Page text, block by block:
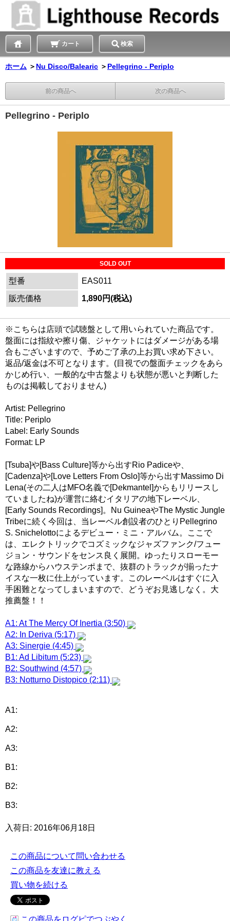
カート 検索
ホーム ＞ Nu Disco/Balearic ＞ Pellegrino - Periplo
前の商品へ 次の商品へ
Pellegrino - Periplo
SOLD OUT
型番
EAS011
販売価格
1,890円(税込)
※こちらは店頭で試聴盤として用いられていた商品です。
盤面には指紋や擦り傷、ジャケットにはダメージがある場
合もございますので、予めご了承の上お買い求め下さい。
返品/返金は不可となります。(目視での盤面チェックをあら
かじめ行い、一般的な中古盤よりも状態が悪いと判断した
ものは掲載しておりません)
Artist: Pellegrino
Title: Periplo
Label: Early Sounds
Format: LP
[Tsuba]や[Bass Culture]等から出すRio Padiceや、
[Cadenza]や[Love Letters From Oslo]等から出すMassimo Di
Lena(その二人はMFO名義で[Dekmantel]からもリリースし
ていましたね)が運営に絡むイタリアの地下レーベル、
[Early Sounds Recordings]。Nu GuineaやThe Mystic Jungle
Tribeに続く今回は、当レーベル創設者のひとりPellegrino
S. Snichelottoによるデビュー・ミニ・アルバム。ここで
は、エレクトリックでコズミックなジャズファンク/フュー
ジョン・サウンドをセンス良く展開。ゆったりスローモー
な路線からハウステンポまで、抜群のトラックが揃ったナ
イスな一枚に仕上がっています。このレーベルはすぐに入
手困難となってしまいますので、どうぞお見逃しなく。大
推薦盤！！
A1: At The Mercy Of Inertia (3:50)
A2: In Deriva (5:17)
A3: Sinergie (4:45)
B1: Ad Libitum (5:23)
B2: Southwind (4:57)
B3: Notturno Distopico (2:11)
A1:
A2:
A3:
B1:
B2:
B3:
入荷日: 2016年06月18日
この商品について問い合わせる
この商品を友達に教える
買い物を続ける
この商品をログピでつぶやく